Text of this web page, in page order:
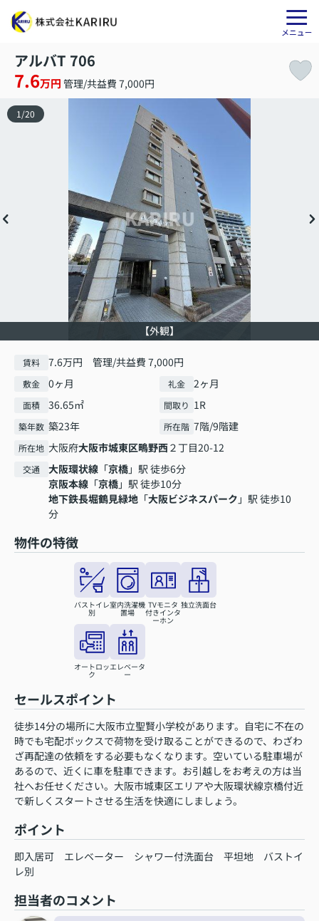
アルバT 706
7.6万円 管理/共益費 7,000円
【外観】
1 /20
賃料 7.6万円 管理/共益費 7,000円
敷金 0ヶ月 礼金 2ヶ月
面積 36.65㎡ 間取り 1R
築年数 築23年 所在階 7階/9階建
所在地 大阪府大阪市城東区鴫野西２丁目20-12
交通 大阪環状線 「京橋」駅 徒歩6分
京阪本線 「京橋」駅 徒歩10分
地下鉄長堀鶴見緑地 「大阪ビジネスパーク 」駅 徒歩10
分
物件の特徴
バストイレ
別
室内洗濯機
置場
TVモニタ
付きインタ
ーホン
独立洗面台
オートロッ
ク
エレベータ
ー
セールスポイント
徒歩14分の場所に大阪市立聖賢小学校があります。自宅に不在の
時でも宅配ボックスで荷物を受け取ることができるので、わざわ
ざ再配達の依頼をする必要もなくなります。空いている駐車場が
あるので、近くに車を駐車できます。お引越しをお考えの方は当
社へお任せください。大阪市城東区エリアや大阪環状線京橋付近
で新しくスタートさせる生活を快適にしましょう。
ポイント
即入居可 エレベーター シャワー付洗面台 平坦地
バストイ
レ別
担当者のコメント